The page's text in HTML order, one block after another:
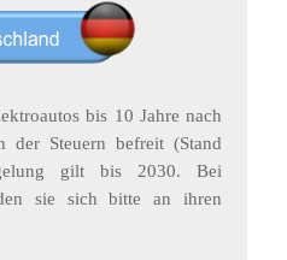
bis 10 Jahre nach
der Steuern befreit (Stand
gilt bis 2030. Bei
sie sich bitte an ihren